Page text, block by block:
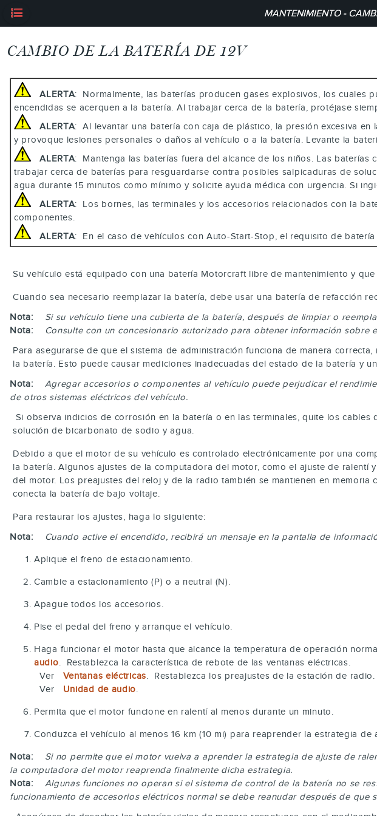
MANTENIMIENTO -
CAMBIO DE LA BATERÍA DE 12V
ALERTA: Normalmente, las baterías producen gases explosivos, los cuales
encendidas se acerquen a la batería. Al trabajar cerca de la batería, protéjase
ALERTA: Al levantar una batería con caja de plástico, la presión excesiva
y provoque lesiones personales o daños al vehículo o a la batería. Levante la
ALERTA: Mantenga las baterías fuera del alcance de los niños. Las
trabajar cerca de baterías para resguardarse contra posibles salpicaduras de
agua durante 15 minutos como mínimo y solicite ayuda médica con urgencia. Si
ALERTA: Los bornes, las terminales y los accesorios relacionados con la
componentes.
ALERTA: En el caso de vehículos con Auto-Start-Stop, el requisito de
Su vehículo está equipado con una batería Motorcraft libre de mantenimiento y
Cuando sea necesario reemplazar la batería, debe usar una batería de refacción
Nota:
Si su vehículo tiene una cubierta de la batería, después de limpiar o
Nota:
Consulte con un concesionario autorizado para obtener información sobre
Para asegurarse de que el sistema de administración funciona de manera
la batería. Esto puede causar mediciones inadecuadas del estado de la batería y
Nota:
Agregar accesorios o componentes al vehículo puede perjudicar el
de otros sistemas eléctricos del vehículo.
Si observa indicios de corrosión en la batería o en las terminales, quite los
solución de bicarbonato de sodio y agua.
Debido a que el motor de su vehículo es controlado electrónicamente por una
la batería. Algunos ajustes de la computadora del motor, como el ajuste de
del motor. Los preajustes del reloj y de la radio también se mantienen en
conecta la batería de bajo voltaje.
Para restaurar los ajustes, haga lo siguiente:
Nota:
Cuando active el encendido, recibirá un mensaje en la pantalla de
Aplique el freno de estacionamiento.
Cambie a estacionamiento (P) o a neutral (N).
Apague todos los accesorios.
Pise el pedal del freno y arranque el vehículo.
Haga funcionar el motor hasta que alcance la temperatura de operación
audio. Restablezca la característica de rebote de las ventanas eléctricas.
Ver Ventanas eléctricas. Restablezca los preajustes de la estación de radio.
Ver Unidad de audio.
Permita que el motor funcione en ralentí al menos durante un minuto.
Conduzca el vehículo al menos 16 km (10 mi) para reaprender la estrategia
Nota:
Si no permite que el motor vuelva a aprender la estrategia de ajuste de
la computadora del motor reaprenda finalmente dicha estrategia.
Nota:
Algunas funciones no operan si el sistema de control de la batería no se
funcionamiento de accesorios eléctricos normal se debe reanudar después de que